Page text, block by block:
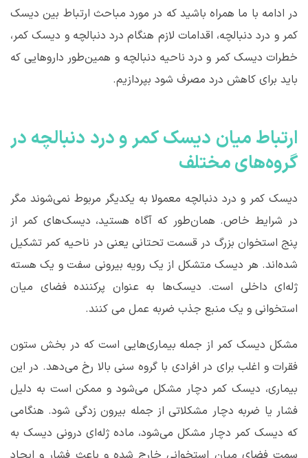
در ادامه با ما همراه باشید که در مورد مباحث ارتباط بین دیسک
کمر و درد دنبالچه، اقدامات لازم هنگام درد دنبالچه و دیسک کمر،
خطرات دیسک کمر و درد ناحیه دنبالچه و همین‌طور داروهایی که
باید برای کاهش درد مصرف شود بپردازیم.
ارتباط میان دیسک کمر و درد دنبالچه در
گروه‌های مختلف
دیسک کمر و درد دنبالچه معمولا به یکدیگر مربوط نمی‌شوند مگر
در شرایط خاص. همان‌طور که آگاه هستید، دیسک‌های کمر از
پنج استخوان بزرگ در قسمت تحتانی یعنی در ناحیه کمر تشکیل
شده‌اند. هر دیسک متشکل از یک رویه بیرونی سفت و یک هسته
ژله‌ای داخلی است. دیسک‌ها به عنوان پرکننده فضای میان
استخوانی و یک منبع جذب ضربه عمل می کنند.
مشکل دیسک کمر از جمله بیماری‌هایی است که در بخش ستون
فقرات و اغلب برای در افرادی با گروه سنی بالا رخ می‌دهد. در این
بیماری، دیسک کمر دچار مشکل می‌شود و ممکن است به دلیل
فشار یا ضربه دچار مشکلاتی از جمله بیرون زدگی شود. هنگامی
که دیسک کمر دچار مشکل می‌شود، ماده ژله‌ای درونی دیسک به